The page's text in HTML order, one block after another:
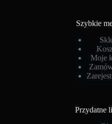
Szybkie
Moje
Przydatne